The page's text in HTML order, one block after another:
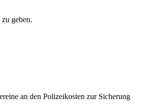
geben.
an den Polizeikosten zur Sicherung